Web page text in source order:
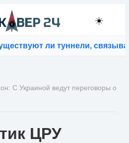
☀️
ли туннели, связывающие
С Украиной ведут переговоры о
ЦРУ